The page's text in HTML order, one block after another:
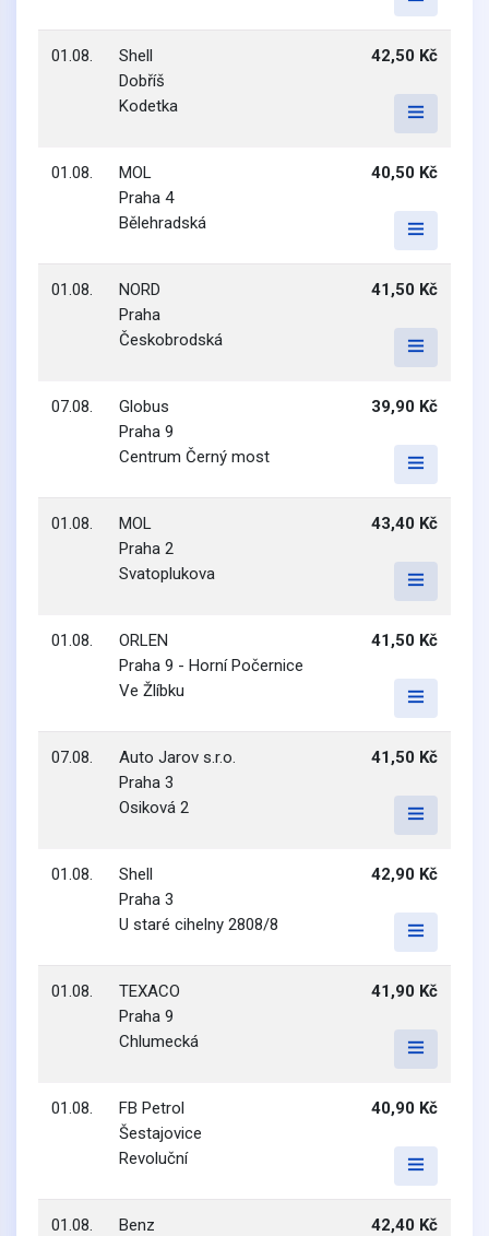
01.08.
Shell
Dobříš
Kodetka
42,50 Kč
01.08.
MOL
Praha 4
Bělehradská
40,50 Kč
01.08.
NORD
Praha
Českobrodská
41,50 Kč
07.08.
Globus
Praha 9
Centrum Černý most
39,90 Kč
01.08.
MOL
Praha 2
Svatoplukova
43,40 Kč
01.08.
ORLEN
Praha 9 - Horní Počernice
Ve Žlíbku
41,50 Kč
07.08.
Auto Jarov s.r.o.
Praha 3
Osiková 2
41,50 Kč
01.08.
Shell
Praha 3
U staré cihelny 2808/8
42,90 Kč
01.08.
TEXACO
Praha 9
Chlumecká
41,90 Kč
01.08.
FB Petrol
Šestajovice
Revoluční
40,90 Kč
01.08.
Benz
42,40 Kč